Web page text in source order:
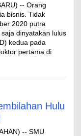
-- Orang
bisnis. Tidak
2020 putra
dinyatakan lulus
kedua pada
pertama di
Hulu
-- SMU